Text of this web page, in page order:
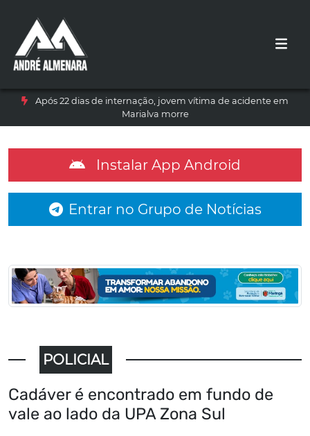
Após 22 dias de internação, jovem vítima de acidente em
Marialva morre
Instalar App Android
Entrar no Grupo de Notícias
POLICIAL
Cadáver é encontrado em fundo de
vale ao lado da UPA Zona Sul